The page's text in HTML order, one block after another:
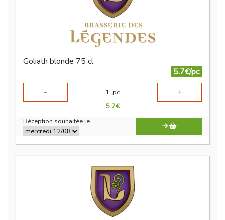
Goliath blonde 75 cl
5.7€/pc
-
1 pc +
5.7€
Réception souhaitée le